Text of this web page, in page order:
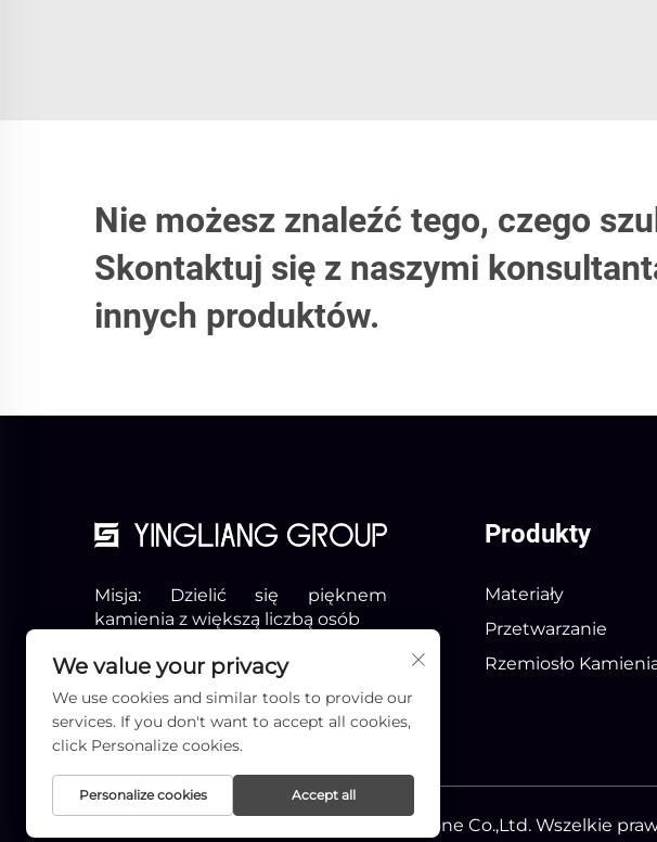
Nie możesz znaleźć tego, czego
Skontaktuj się z naszymi
innych produktów.
Misja: Dzielić się pięknem
kamienia z większą liczbą osób
Slogon: Profesjonalizm i nie tylko
Produkty
Materiały
Przetwarzanie
Rzemiosło
Prawa autorskie © Xiamen Yingliang Stone Co.,Ltd. Wszelkie
We value your privacy
We use cookies and similar tools to provide our
services. If you don't want to accept all cookies,
click Personalize cookies.
Personalize cookies Accept all